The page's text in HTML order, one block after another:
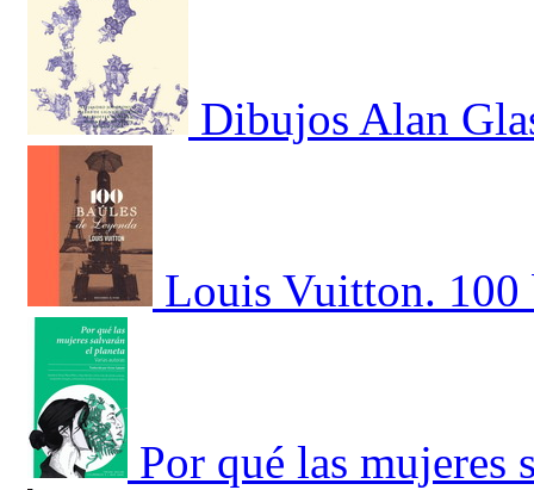
Dibujos Alan
Louis Vuitton. 100
Por qué las mujeres